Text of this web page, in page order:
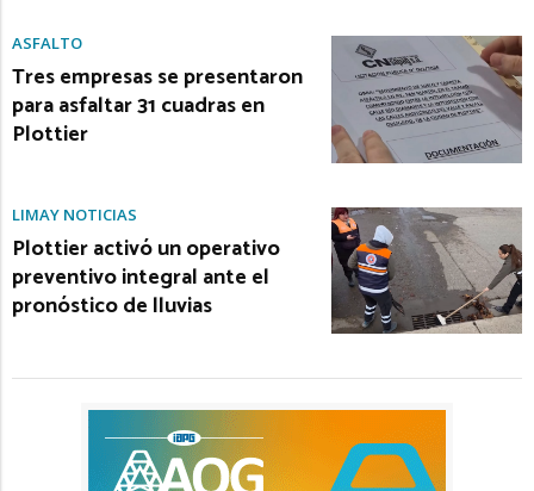
ASFALTO
Tres empresas se presentaron
para asfaltar 31 cuadras en
Plottier
LIMAY NOTICIAS
Plottier activó un operativo
preventivo integral ante el
pronóstico de lluvias